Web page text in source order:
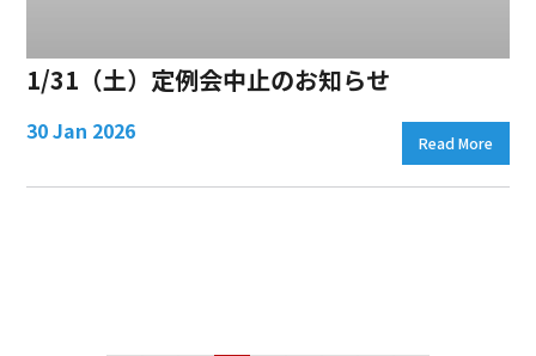
1/31（土）定例会中止のお知らせ
30 Jan 2026 Read More